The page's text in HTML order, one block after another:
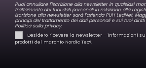
Puoi annullare l'iscrizione alla newsletter in qualsiasi
trattamento dei tuoi dati personali in relazione alla
iscrizione alla newsletter sarà l'azienda PUH LedNet.
principi del trattamento dei dati personali e sui tuoi diritti
Politica sulla privacy.
Desidero ricevere la newsletter - informazioni
prodotti del marchio Nordic Tec®️.